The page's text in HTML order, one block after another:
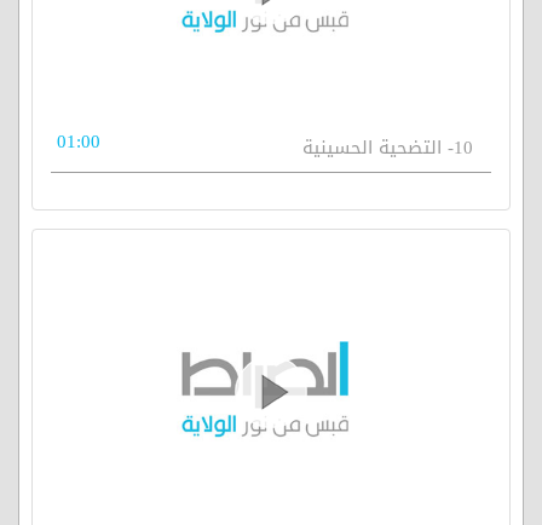
10- التضحية الحسينية 01:00